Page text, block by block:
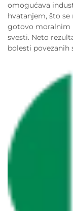
omogućava
hvatanjem, što
gotovo moralnim
svesti. Neto
bolesti povezanih